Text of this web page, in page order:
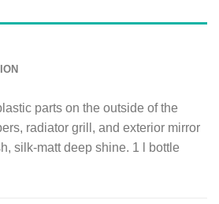
parts on the outside of the
radiator grill, and exterior mirror
silk-matt deep shine. 1 l bottle